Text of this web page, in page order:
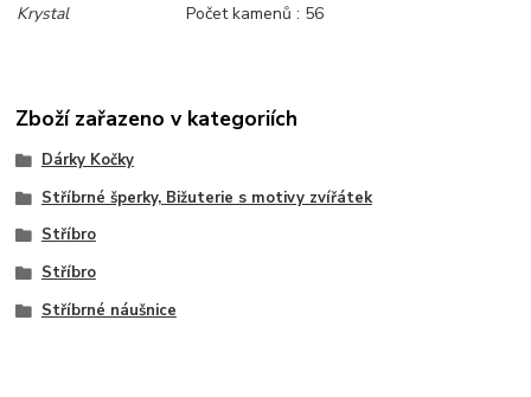
Krystal
Počet kamenů : 56
Zboží zařazeno v kategoriích
Dárky Kočky
Stříbrné šperky, Bižuterie s motivy zvířátek
Stříbro
Stříbro
Stříbrné náušnice